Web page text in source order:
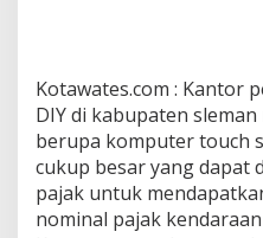
Kotawates.com : Kantor
DIY di kabupaten
berupa komputer touch
cukup besar yang dapat
pajak untuk
nominal pajak